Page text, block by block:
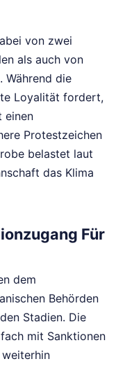
von zwei
als auch von
Während die
Loyalität fordert,
einen
Protestzeichen
belastet laut
das Klima
Für
dem
Behörden
Stadien. Die
mit Sanktionen